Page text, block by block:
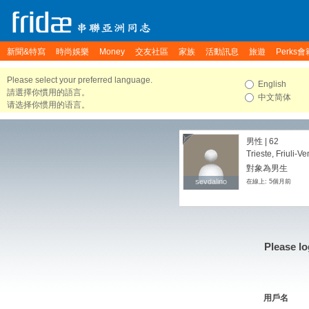
新聞&特寫 時尚娛樂 Money 交友社區 家族 活動訊息 旅遊 Perks會
Please select your preferred language.
請選擇你慣用的語言。
请选择你惯用的语言。
English
中文简体
sevdalino
sevdalino
男性 | 62
Trieste, Friuli-
對象為男生
在線上: 5個月前
Please
用戶名